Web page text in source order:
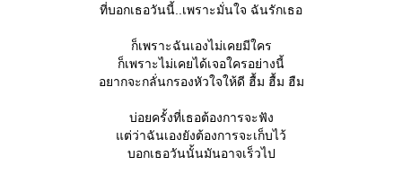
ที่บอกเธอวันนี้..เพราะมั่นใจ ฉันรักเธอ
ก็เพราะฉันเองไม่เคยมีใคร
ก็เพราะไม่เคยได้เจอใครอย่างนี้
อยากจะกลั่นกรองหัวใจให้ดี ฮื้ม ฮื้ม ฮืม
บ่อยครั้งที่เธอต้องการจะฟัง
ต่ว่าฉันเองยังต้องการจะเก็บไว้
บอกเธอวันนั้นมันอาจเร็วไป